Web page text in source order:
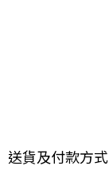
送貨及付款方式